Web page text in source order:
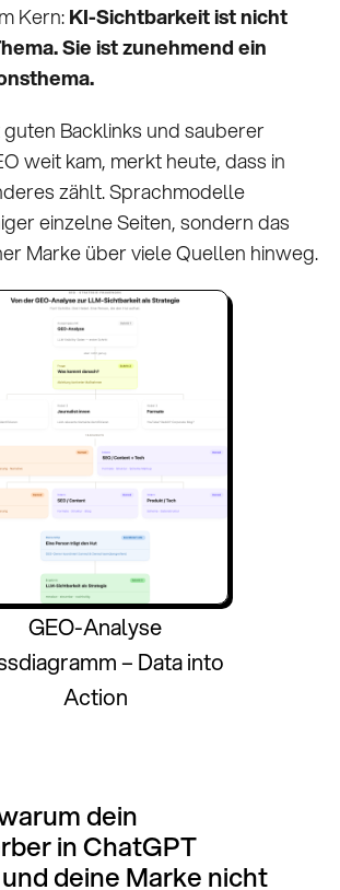
Kern:KI-Sichtbarkeit ist nicht
Sie ist zunehmend ein
Backlinks und sauberer
weit kam, merkt heute, dass in
zählt. Sprachmodelle
einzelne Seiten, sondern das
Marke über viele Quellen hinweg.
GEO-Analyse
– Data into
Action
dein
in ChatGPT
deine Marke nicht